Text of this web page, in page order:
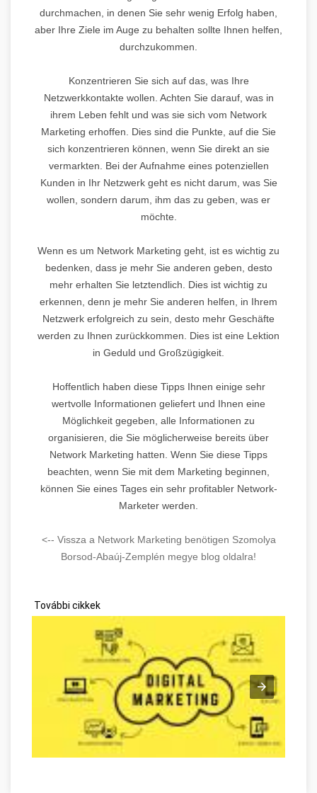
durchmachen, in denen Sie sehr wenig Erfolg haben,
aber Ihre Ziele im Auge zu behalten sollte Ihnen helfen,
durchzukommen.
Konzentrieren Sie sich auf das, was Ihre
Netzwerkkontakte wollen. Achten Sie darauf, was in
ihrem Leben fehlt und was sie sich vom Network
Marketing erhoffen. Dies sind die Punkte, auf die Sie
sich konzentrieren können, wenn Sie direkt an sie
vermarkten. Bei der Aufnahme eines potenziellen
Kunden in Ihr Netzwerk geht es nicht darum, was Sie
wollen, sondern darum, ihm das zu geben, was er
möchte.
Wenn es um Network Marketing geht, ist es wichtig zu
bedenken, dass je mehr Sie anderen geben, desto
mehr erhalten Sie letztendlich. Dies ist wichtig zu
erkennen, denn je mehr Sie anderen helfen, in Ihrem
Netzwerk erfolgreich zu sein, desto mehr Geschäfte
werden zu Ihnen zurückkommen. Dies ist eine Lektion
in Geduld und Großzügigkeit.
Hoffentlich haben diese Tipps Ihnen einige sehr
wertvolle Informationen geliefert und Ihnen eine
Möglichkeit gegeben, alle Informationen zu
organisieren, die Sie möglicherweise bereits über
Network Marketing hatten. Wenn Sie diese Tipps
beachten, wenn Sie mit dem Marketing beginnen,
können Sie eines Tages ein sehr profitabler Network-
Marketer werden.
<-- Vissza a Network Marketing benötigen Szomolya
Borsod-Abaúj-Zemplén megye blog oldalra!
További cikkek